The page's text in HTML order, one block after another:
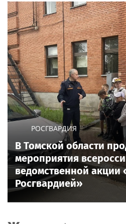
РОСГВАРДИЯ
В Томской области
мероприятия
ведомственной акции
Росгвардией»